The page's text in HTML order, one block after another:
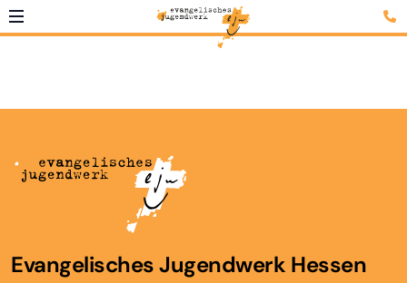
Evangelisches Jugendwerk Hessen